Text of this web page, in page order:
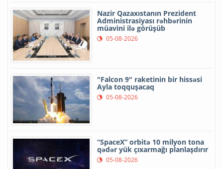
Nazir Qazaxıstanın Prezident
Administrasiyası rəhbərinin
müavini ilə görüşüb
05-08-2026
"Falcon 9" raketinin bir hissəsi
Ayla toqquşacaq
05-08-2026
“SpaceX” orbitə 10 milyon tona
qədər yük çıxarmağı planlaşdırır
05-08-2026